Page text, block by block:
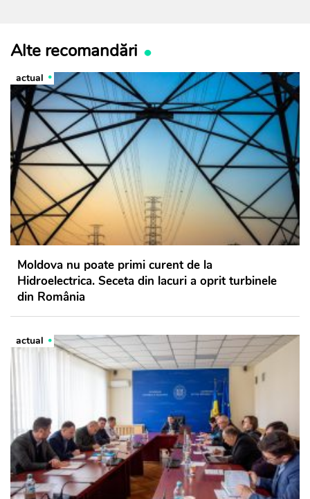
Alte recomandări
actual
Moldova nu poate primi curent de la
Hidroelectrica. Seceta din lacuri a oprit turbinele
din România
actual